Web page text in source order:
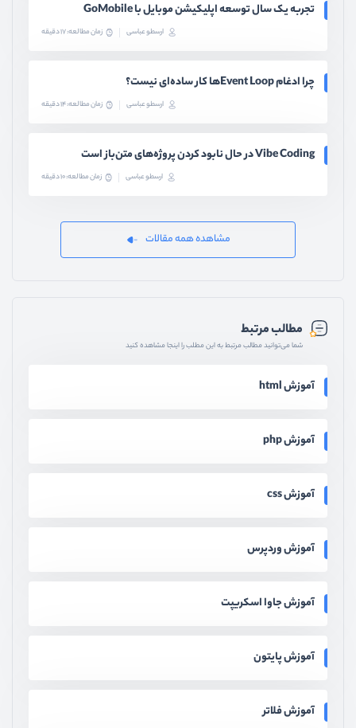
تجربه یک سال توسعه اپلیکیشن موبایل با GoMobile
ارسطو عباسی زمان مطالعه: 17 دقیقه
چرا ادغام Event Loopها کار ساده‌ای نیست؟
ارسطو عباسی زمان مطالعه: 14 دقیقه
Vibe Coding در حال نابود کردن پروژه‌های متن‌باز است
ارسطو عباسی زمان مطالعه: 10 دقیقه
مشاهده همه مقالات
مطالب مرتبط
شما می‌توانید مطالب مرتبط به این مطلب را اینجا مشاهده کنید
آموزش html
آموزش php
آموزش css
آموزش وردپرس
آموزش جاوا اسکریپت
آموزش پایتون
آموزش فلاتر